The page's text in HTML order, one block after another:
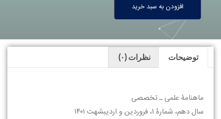
افزودن به سبد خرید
توضیحات نظرات (۰)
ماهنامۀ علمی ـ تخصصی
سال دهم، شمارۀ ۱، فروردین و اردیبشهت ۱۴۰۱